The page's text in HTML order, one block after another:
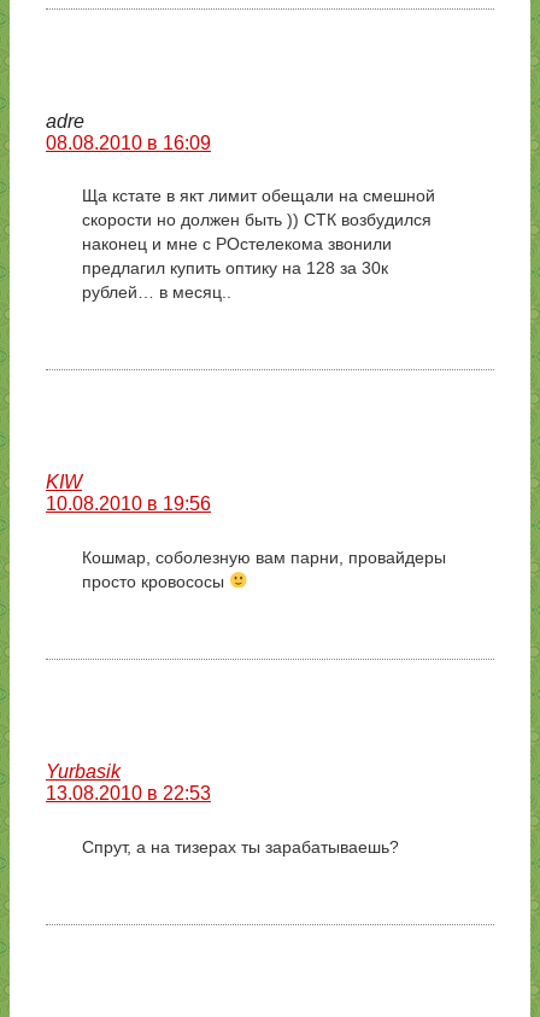
adre
08.08.2010 в 16:09
Ща кстате в якт лимит обещали на смешной
скорости но должен быть )) СТК возбудился
наконец и мне с РОстелекома звонили
предлагил купить оптику на 128 за 30к
рублей… в месяц..
KIW
10.08.2010 в 19:56
Кошмар, соболезную вам парни, провайдеры
просто кровососы
Yurbasik
13.08.2010 в 22:53
Спрут, а на тизерах ты зарабатываешь?